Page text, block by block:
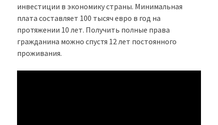
инвестиции в экономику страны. Минимальная
плата составляет 100 тысяч евро в год на
протяжении 10 лет. Получить полные права
гражданина можно спустя 12 лет постоянного
проживания.